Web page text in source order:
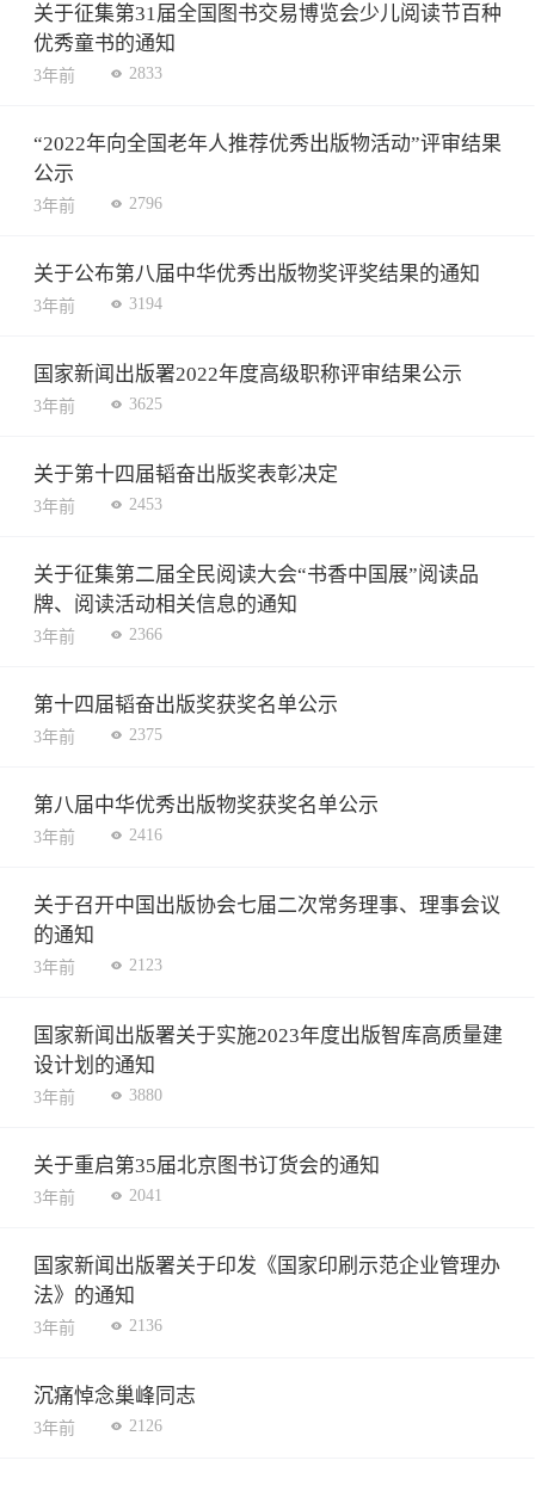
关于征集第31届全国图书交易博览会少儿阅读节百种
优秀童书的通知
3年前 2833
“2022年向全国老年人推荐优秀出版物活动”评审结果
公示
3年前 2796
关于公布第八届中华优秀出版物奖评奖结果的通知
3年前 3194
国家新闻出版署2022年度高级职称评审结果公示
3年前 3625
关于第十四届韬奋出版奖表彰决定
3年前 2453
关于征集第二届全民阅读大会“书香中国展”阅读品
牌、阅读活动相关信息的通知
3年前 2366
第十四届韬奋出版奖获奖名单公示
3年前 2375
第八届中华优秀出版物奖获奖名单公示
3年前 2416
关于召开中国出版协会七届二次常务理事、理事会议
的通知
3年前 2123
国家新闻出版署关于实施2023年度出版智库高质量建
设计划的通知
3年前 3880
关于重启第35届北京图书订货会的通知
3年前 2041
国家新闻出版署关于印发《国家印刷示范企业管理办
法》的通知
3年前 2136
沉痛悼念巢峰同志
3年前 2126